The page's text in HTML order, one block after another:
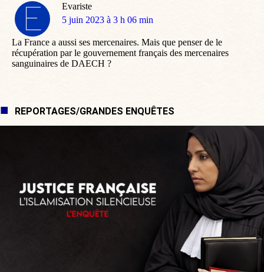
Evariste
dit
5 juin 2023 à 3 h 06 min
La France a aussi ses mercenaires. Mais que penser de le
récupération par le gouvernement français des mercenaires
sanguinaires de DAECH ?
REPORTAGES/GRANDES ENQUÊTES